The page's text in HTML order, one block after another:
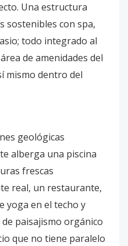
Una estructura
sostenibles con spa,
todo integrado al
de amenidades del
mismo dentro del
geológicas
alberga una piscina
frescas
real, un restaurante,
yoga en el techo y
paisajismo orgánico
que no tiene paralelo